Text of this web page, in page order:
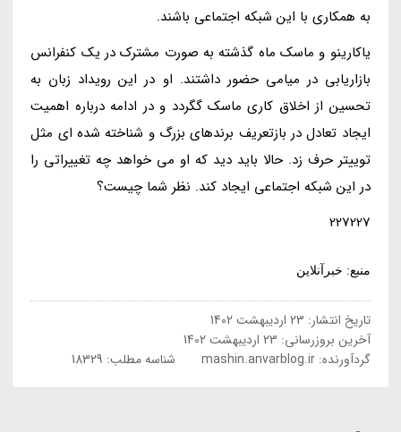
به همکاری با این شبکه اجتماعی باشند.
یاکارینو و ماسک ماه گذشته به صورت مشترک در یک کنفرانس
بازاریابی در میامی حضور داشتند. او در این رویداد زبان به
تحسین از اخلاق کاری ماسک گگردد و در ادامه درباره اهمیت
ایجاد تعادل در بازتعریف برندهای بزرگ و شناخته شده ای مثل
توییتر حرف زد. حالا باید دید که او می خواهد چه تغییراتی را
در این شبکه اجتماعی ایجاد کند. نظر شما چیست؟
227227
منبع: خبرآنلاین
تاریخ انتشار: 23 اردیبهشت 1402
آخرین بروزرسانی: 23 اردیبهشت 1402
گردآورنده:mashin.anvarblog.ir شناسه مطلب: 18329